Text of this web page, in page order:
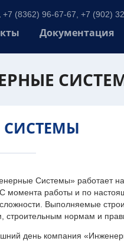
+7 (8362) 96-67-67, +7 (902)
Документация
Системы» работает
момента работы и по
Выполняемые
строительным нормам и
день компания